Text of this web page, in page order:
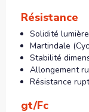
Résistance
Solidité
Martindale
Stabilité
Allongement
Résistance
gt/Fc